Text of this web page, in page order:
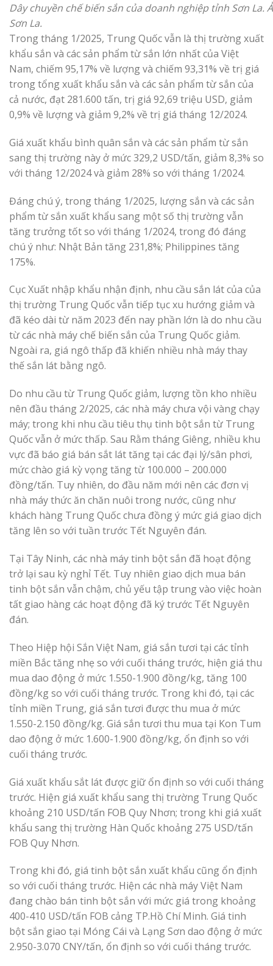
Dây chuyền chế biến sắn của doanh nghiệp tỉnh Sơn La.
Sơn La.
Trong tháng 1/2025, Trung Quốc vẫn là thị trường xuất
khẩu sắn và các sản phẩm từ sắn lớn nhất của Việt
Nam, chiếm 95,17% về lượng và chiếm 93,31% về trị giá
trong tổng xuất khẩu sắn và các sản phẩm từ sắn của
cả nước, đạt 281.600 tấn, trị giá 92,69 triệu USD, giảm
0,9% về lượng và giảm 9,2% về trị giá tháng 12/2024.
Giá xuất khẩu bình quân sắn và các sản phẩm từ sắn
sang thị trường này ở mức 329,2 USD/tấn, giảm 8,3% so
với tháng 12/2024 và giảm 28% so với tháng 1/2024.
Đáng chú ý, trong tháng 1/2025, lượng sắn và các sản
phẩm từ sắn xuất khẩu sang một số thị trường vẫn
tăng trưởng tốt so với tháng 1/2024, trong đó đáng
chú ý như: Nhật Bản tăng 231,8%; Philippines tăng
175%.
Cục Xuất nhập khẩu nhận định, nhu cầu sắn lát của của
thị trường Trung Quốc vẫn tiếp tục xu hướng giảm và
đã kéo dài từ năm 2023 đến nay phần lớn là do nhu cầu
từ các nhà máy chế biến sắn của Trung Quốc giảm.
Ngoài ra, giá ngô thấp đã khiến nhiều nhà máy thay
thế sắn lát bằng ngô.
Do nhu cầu từ Trung Quốc giảm, lượng tồn kho nhiều
nên đầu tháng 2/2025, các nhà máy chưa vội vàng chạy
máy; trong khi nhu cầu tiêu thụ tinh bột sắn từ Trung
Quốc vẫn ở mức thấp. Sau Rằm tháng Giêng, nhiều khu
vực đã báo giá bán sắt lát tăng tại các đại lý/sân phơi,
mức chào giá kỳ vọng tăng từ 100.000 – 200.000
đồng/tấn. Tuy nhiên, do đầu năm mới nên các đơn vị
nhà máy thức ăn chăn nuôi trong nước, cũng như
khách hàng Trung Quốc chưa đồng ý mức giá giao dịch
tăng lên so với tuần trước Tết Nguyên đán.
Tại Tây Ninh, các nhà máy tinh bột sắn đã hoạt động
trở lại sau kỳ nghỉ Tết. Tuy nhiên giao dịch mua bán
tinh bột sắn vẫn chậm, chủ yếu tập trung vào việc hoàn
tất giao hàng các hoạt động đã ký trước Tết Nguyên
đán.
Theo Hiệp hội Sắn Việt Nam, giá sắn tươi tại các tỉnh
miền Bắc tăng nhẹ so với cuối tháng trước, hiện giá thu
mua dao động ở mức 1.550-1.900 đồng/kg, tăng 100
đồng/kg so với cuối tháng trước. Trong khi đó, tại các
tỉnh miền Trung, giá sắn tươi được thu mua ở mức
1.550-2.150 đồng/kg. Giá sắn tươi thu mua tại Kon Tum
dao động ở mức 1.600-1.900 đồng/kg, ổn định so với
cuối tháng trước.
Giá xuất khẩu sắt lát được giữ ổn định so với cuối tháng
trước. Hiện giá xuất khẩu sang thị trường Trung Quốc
khoảng 210 USD/tấn FOB Quy Nhơn; trong khi giá xuất
khẩu sang thị trường Hàn Quốc khoảng 275 USD/tấn
FOB Quy Nhơn.
Trong khi đó, giá tinh bột sắn xuất khẩu cũng ổn định
so với cuối tháng trước. Hiện các nhà máy Việt Nam
đang chào bán tinh bột sắn với mức giá trong khoảng
400-410 USD/tấn FOB cảng TP.Hồ Chí Minh. Giá tinh
bột sắn giao tại Móng Cái và Lạng Sơn dao động ở mức
2.950-3.070 CNY/tấn, ổn định so với cuối tháng trước.